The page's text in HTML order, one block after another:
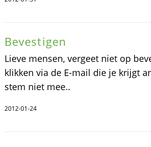
Bevestigen
Lieve mensen, vergeet niet op
klikken via de E-mail die je krijgt
stem niet mee..
2012-01-24